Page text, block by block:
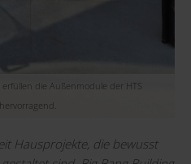
die Außenmodule der HTS
Hausprojekte, die bewusst